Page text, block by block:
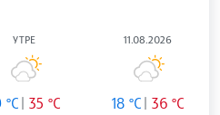
УТРЕ
°C 35 °C
11.08.2026
18 °C 36 °C